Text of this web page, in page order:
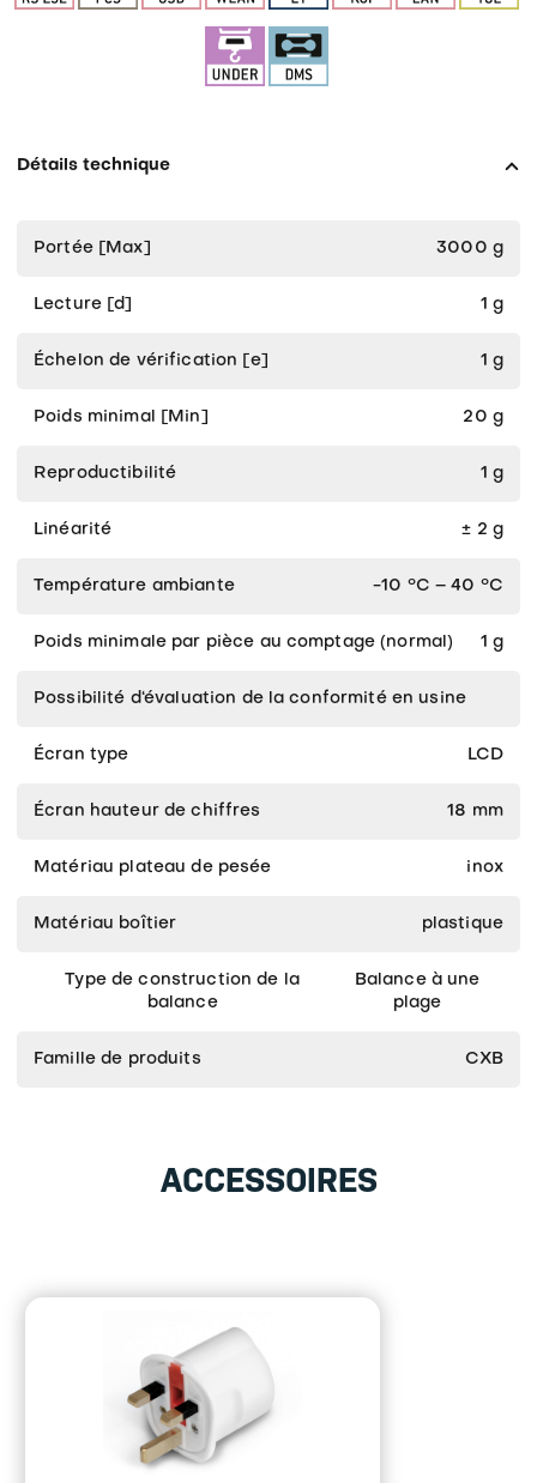
Détails technique
Portée [Max] 3000 g
Lecture [d] 1 g
Échelon de vérification [e] 1 g
Poids minimal [Min] 20 g
Reproductibilité 1 g
Linéarité ± 2 g
Température ambiante -10 °C – 40 °C
Poids minimale par pièce au comptage (normal) 1 g
Possibilité d‘évaluation de la conformité en usine
Écran type LCD
Écran hauteur de chiffres 18 mm
Matériau plateau de pesée inox
Matériau boîtier plastique
Type de construction de la
balance
Balance à une
plage
Famille de produits CXB
ACCESSOIRES